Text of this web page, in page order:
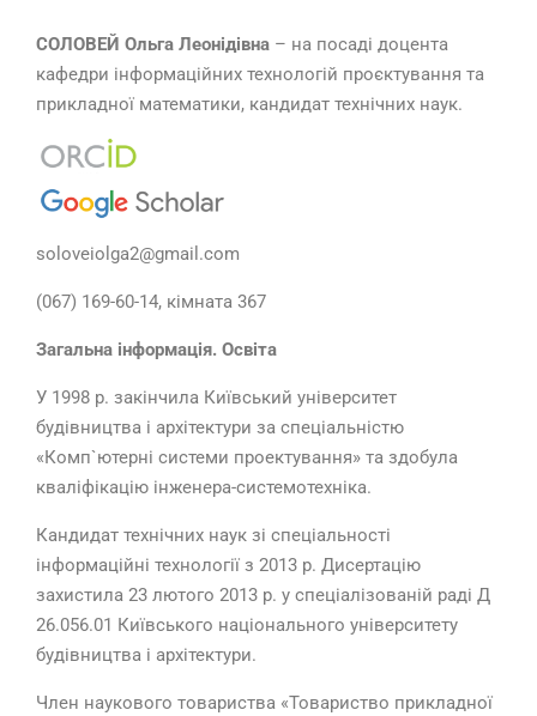
СОЛОВЕЙ Ольга Леонідівна – на посаді доцента
кафедри інформаційних технологій проєктування та
прикладної математики, кандидат технічних наук.
soloveiolga2@gmail.com
(067) 169-60-14, кімната 367
Загальна інформація. Освіта
У 1998 р. закінчила Київський університет
будівництва і архітектури за спеціальністю
«Комп`ютерні системи проектування» та здобула
кваліфікацію інженера-системотехніка.
Кандидат технічних наук зі спеціальності
інформаційні технології з 2013 р. Дисертацію
захистила 23 лютого 2013 р. у спеціалізованій раді Д
26.056.01 Київського національного університету
будівництва і архітектури.
Член наукового товариства «Товариство прикладної